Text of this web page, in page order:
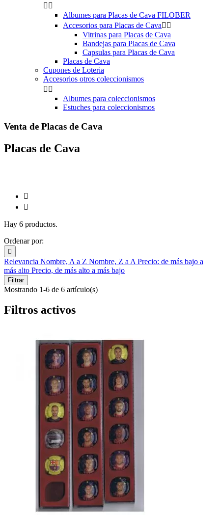
 
Albumes para Placas de Cava FILOBER
Accesorios para Placas de Cava 
Vitrinas para Placas de Cava
Bandejas para Placas de Cava
Capsulas para Placas de Cava
Placas de Cava
Cupones de Loteria
Accesorios otros coleccionismos
 
Albumes para coleccionismos
Estuches para coleccionismos
Venta de Placas de Cava
Placas de Cava


Hay 6 productos.
Ordenar por:

Relevancia Nombre, A a Z Nombre, Z a A Precio: de más bajo a
más alto Precio, de más alto a más bajo
Filtrar
Mostrando 1-6 de 6 artículo(s)
Filtros activos